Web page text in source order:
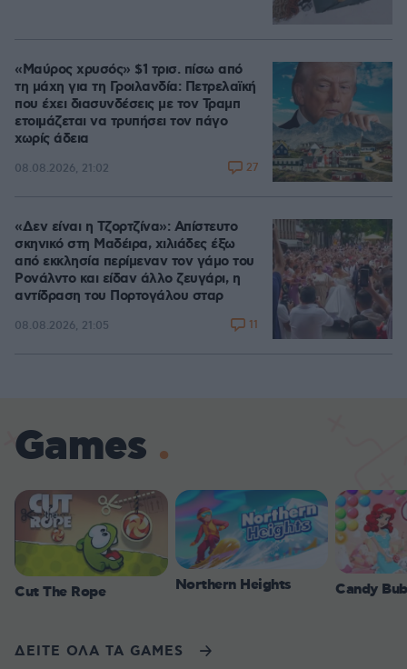
«Μαύρος χρυσός» $1 τρισ. πίσω από
τη μάχη για τη Γροιλανδία: Πετρελαϊκή
που έχει διασυνδέσεις με τον Τραμπ
ετοιμάζεται να τρυπήσει τον πάγο
χωρίς άδεια
08.08.2026, 21:02 27
«Δεν είναι η Τζορτζίνα»: Απίστευτο
σκηνικό στη Μαδέιρα, χιλιάδες έξω
από εκκλησία περίμεναν τον γάμο του
Ρονάλντο και είδαν άλλο ζευγάρι, η
αντίδραση του Πορτογάλου σταρ
08.08.2026, 21:05 11
Games
Cut The Rope Northern Heights Candy
ΔΕΙΤΕ ΟΛΑ ΤΑ GAMES